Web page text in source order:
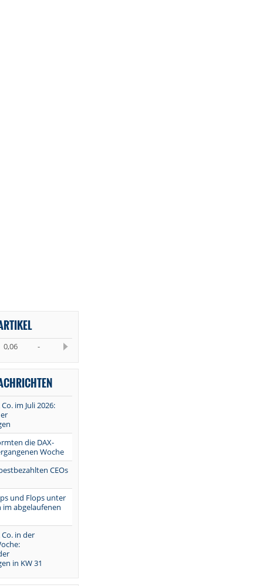
0,06 -
im Juli 2026:
die DAX-
Woche
CEOs
und Flops unter
abgelaufenen
in der
in KW 31